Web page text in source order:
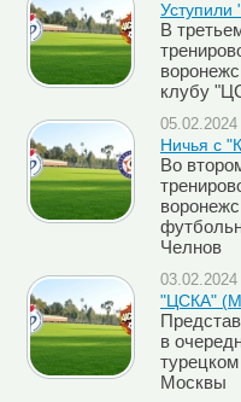
В
клубу
Ничья с
Во
Челнов
"ЦСКА"
в
Москвы